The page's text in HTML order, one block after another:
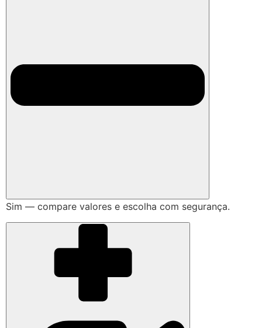
Sim — compare valores e escolha com segurança.